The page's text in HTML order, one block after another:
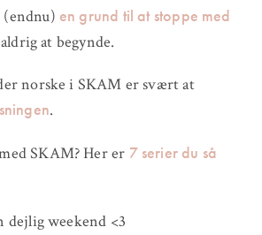
(endnu) en grund til at stoppe med
at begynde.
norske i SKAM er svært at
.
SKAM? Her er 7 serier du så
dejlig weekend <3